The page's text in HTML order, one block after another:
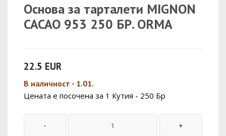
Основа за тарталети MIGNON
CACAO 953 250 БР. ORMA
22.5 EUR
В наличност - 1.01.
Цената е посочена за 1 Кутия - 250 Бр